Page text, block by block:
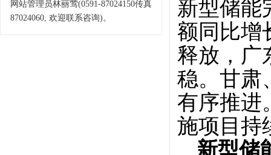
网站管理员林丽莺(0591-87024150传真
87024060, 欢迎联系咨询)。
新型储能
额同比增
释放，广
稳。甘肃
有序推进
施项目持
新型储